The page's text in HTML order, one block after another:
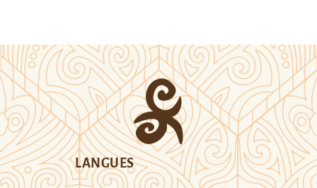
LANGUES